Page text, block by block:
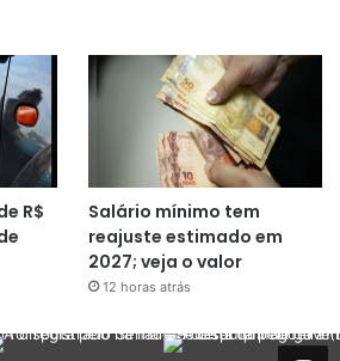
R$
Salário mínimo tem
reajuste estimado em
2027; veja o valor
12 horas atrás